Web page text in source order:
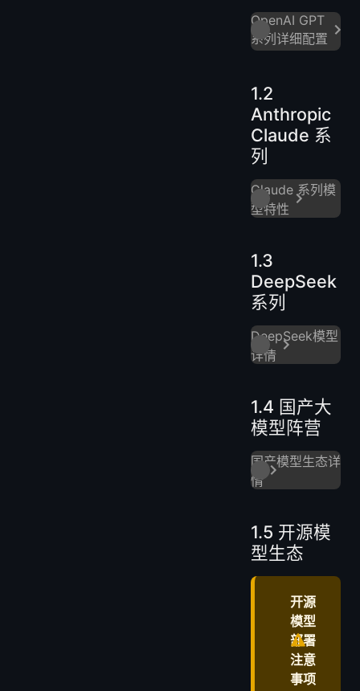
OpenAI GPT
系列详细配置
1.2
Anthropic
Claude 系
列
Claude 系列模
型特性
1.3
DeepSeek
系列
DeepSeek模型
详情
1.4 国产大
模型阵营
国产模型生态详
情
1.5 开源模
型生态
开源
模型
部署
注意
事项